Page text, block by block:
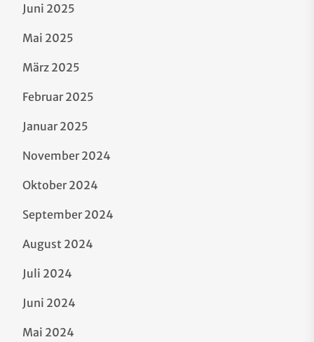
Juni 2025
Mai 2025
März 2025
Februar 2025
Januar 2025
November 2024
Oktober 2024
September 2024
August 2024
Juli 2024
Juni 2024
Mai 2024